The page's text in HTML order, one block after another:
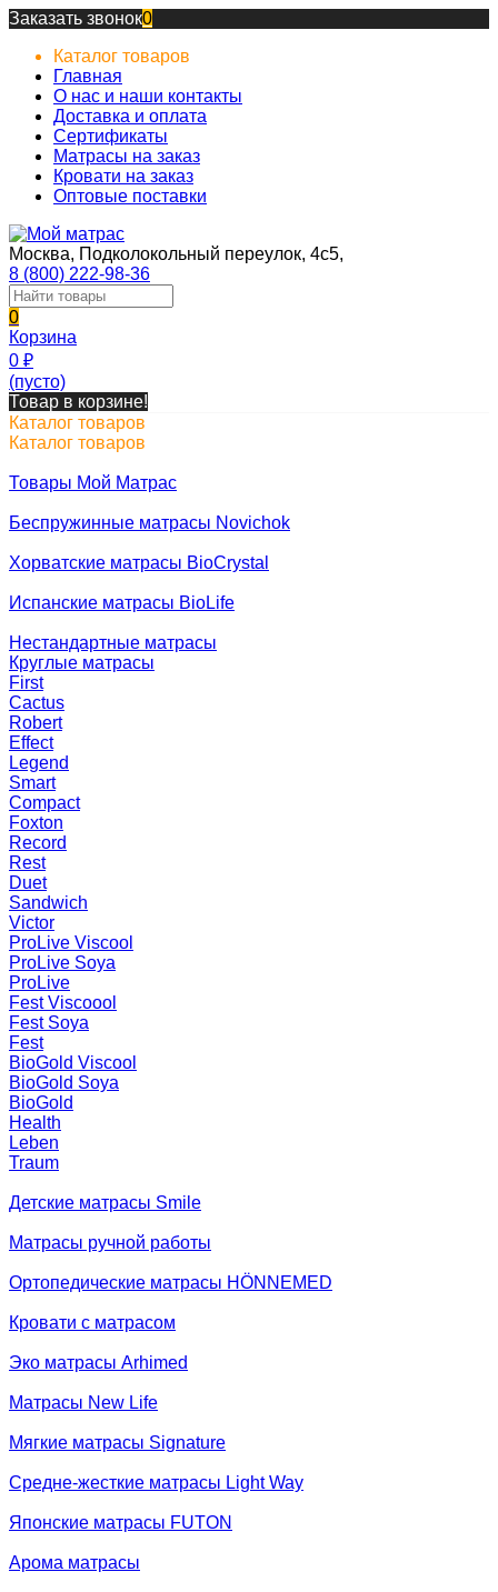
Заказать звонок0
Каталог товаров
Главная
О нас и наши контакты
Доставка и оплата
Сертификаты
Матрасы на заказ
Кровати на заказ
Оптовые поставки
Москва, Подколокольный переулок, 4с5,
8 (800) 222-98-36
0
Корзина
0 ₽
(пусто)
Товар в корзине!
Каталог товаров
Каталог товаров
Товары Мой Матрас
Беспружинные матрасы Novichok
Хорватские матрасы BioCrystal
Испанские матрасы BioLife
Нестандартные матрасы
Круглые матрасы
First
Cactus
Robert
Effect
Legend
Smart
Compact
Foxton
Record
Rest
Duet
Sandwich
Victor
ProLive Viscool
ProLive Soya
ProLive
Fest Viscoool
Fest Soya
Fest
BioGold Viscool
BioGold Soya
BioGold
Health
Leben
Traum
Детские матрасы Smile
Матрасы ручной работы
Ортопедические матрасы HÖNNEMED
Кровати с матрасом
Эко матрасы Arhimed
Матрасы New Life
Мягкие матрасы Signature
Средне-жесткие матрасы Light Way
Японские матрасы FUTON
Арома матрасы